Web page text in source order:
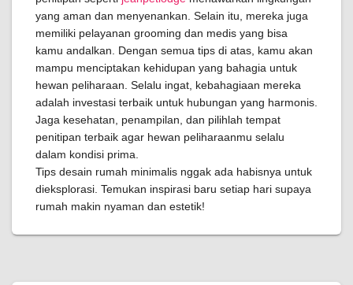
yang aman dan menyenankan. Selain itu, mereka juga
memiliki pelayanan grooming dan medis yang bisa
kamu andalkan. Dengan semua tips di atas, kamu akan
mampu menciptakan kehidupan yang bahagia untuk
hewan peliharaan. Selalu ingat, kebahagiaan mereka
adalah investasi terbaik untuk hubungan yang harmonis.
Jaga kesehatan, penampilan, dan pilihlah tempat
penitipan terbaik agar hewan peliharaanmu selalu
dalam kondisi prima.
Tips desain rumah minimalis nggak ada habisnya untuk
dieksplorasi. Temukan inspirasi baru setiap hari supaya
rumah makin nyaman dan estetik!